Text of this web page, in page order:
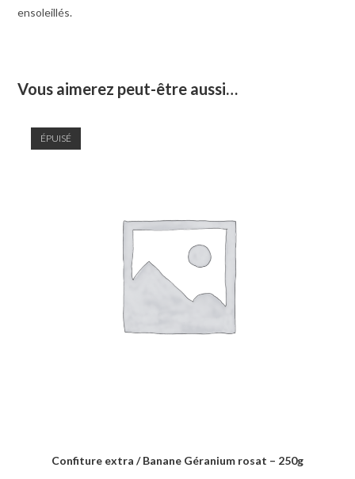
ensoleillés.
Vous aimerez peut-être aussi…
ÉPUISÉ
Confiture extra / Banane Géranium rosat – 250g